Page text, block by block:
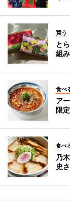
買う
と
組
食べ
ア
限
食べ
乃
史